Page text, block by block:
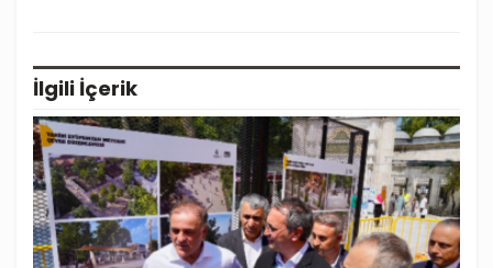
İlgili İçerik